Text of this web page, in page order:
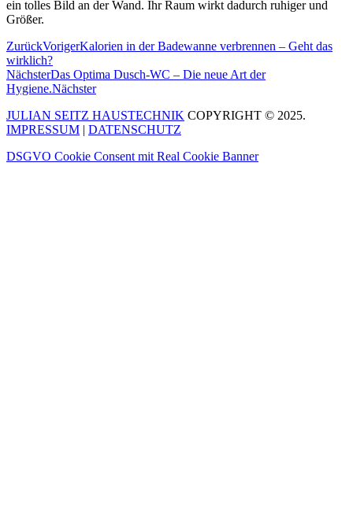
ein tolles Bild an der Wand. Ihr Raum wirkt dadurch ruhiger und
Größer.
ZurückVorigerKalorien in der Badewanne verbrennen – Geht das
wirklich?
NächsterDas Optima Dusch-WC – Die neue Art der
Hygiene.Nächster
JULIAN SEITZ HAUSTECHNIK COPYRIGHT © 2025.
IMPRESSUM | DATENSCHUTZ
DSGVO Cookie Consent mit Real Cookie Banner